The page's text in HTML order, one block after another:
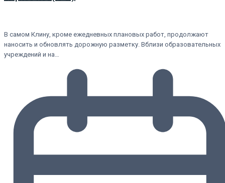
В самом Клину, кроме ежедневных плановых работ, продолжают
наносить и обновлять дорожную разметку. Вблизи образовательных
учреждений и на…